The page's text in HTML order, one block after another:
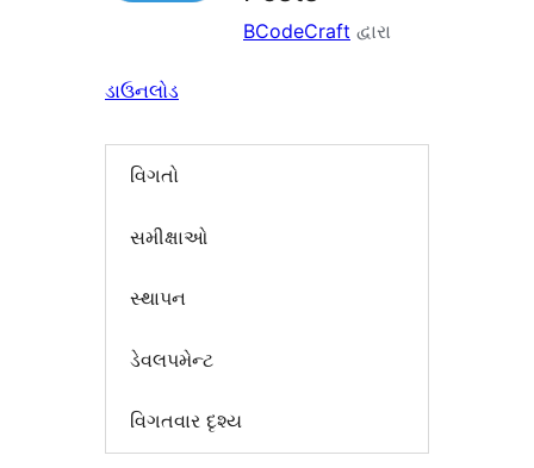
BCodeCraft દ્વારા
ડાઉનલોડ
વિગતો
સમીક્ષાઓ
સ્થાપન
ડેવલપમેન્ટ
વિગતવાર દૃશ્ય